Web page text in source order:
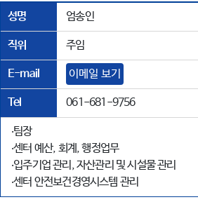
성명 엄송인
직위 주임
E-mail 이메일 보기
Tel 061-681-9756
‧팀장
‧센터 예산, 회계, 행정업무
‧입주기업 관리, 자산관리 및 시설물 관리
‧센터 안전보건경영시스템 관리